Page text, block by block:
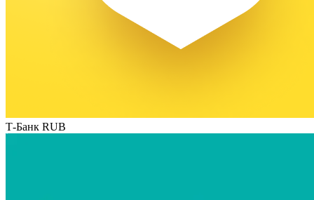
Т-Банк RUB